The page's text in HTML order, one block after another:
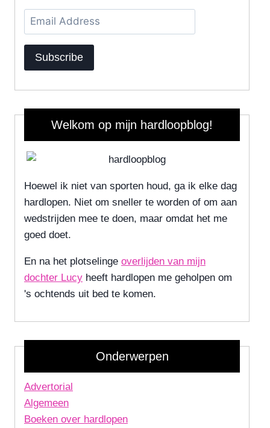
Email
Address
Subscribe
Welkom op mijn hardloopblog!
Hoewel ik niet van sporten houd, ga ik elke dag
hardlopen. Niet om sneller te worden of om aan
wedstrijden mee te doen, maar omdat het me
goed doet.
En na het plotselinge overlijden van mijn
dochter Lucy heeft hardlopen me geholpen om
's ochtends uit bed te komen.
Onderwerpen
Advertorial
Algemeen
Boeken over hardlopen